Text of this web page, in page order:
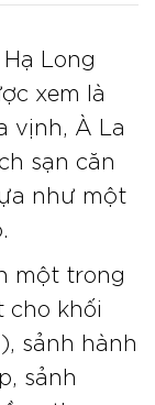
Long
xem là
vịnh, À La
sạn căn
như một
một trong
khối
sảnh hành
sảnh